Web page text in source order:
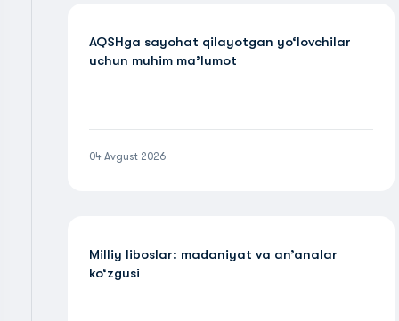
AQSHga sayohat qilayotgan yo‘lovchilar
uchun muhim ma’lumot
04 Avgust 2026
Milliy liboslar: madaniyat va an’analar
ko‘zgusi